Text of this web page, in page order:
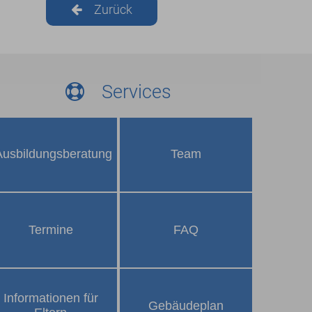
Zurück
Services
Team
Termine FAQ
Informationen für
Gebäudeplan